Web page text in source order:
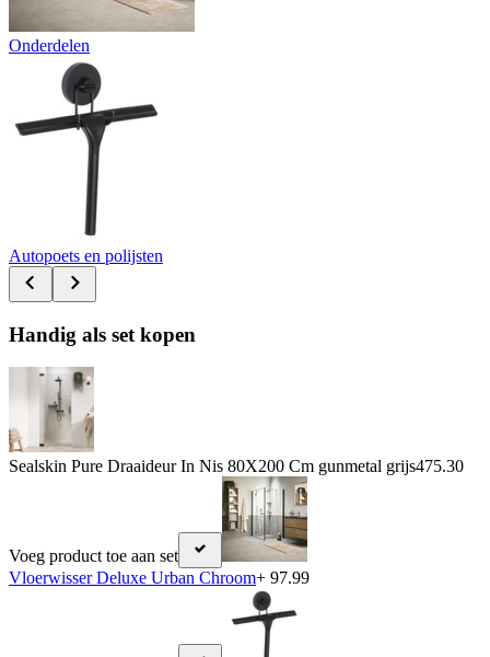
Onderdelen
Autopoets en polijsten
Handig als set kopen
Sealskin Pure Draaideur In Nis 80X200 Cm gunmetal grijs475.30
Voeg product toe aan set
Vloerwisser Deluxe Urban Chroom+ 97.99